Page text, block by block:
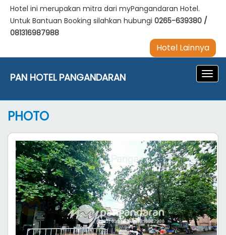
Hotel ini merupakan mitra dari myPangandaran Hotel.
Untuk Bantuan Booking silahkan hubungi 0265-639380 /
081316987988
Hotel Lainnya
PAN HOTEL PANGANDARAN
PHOTO